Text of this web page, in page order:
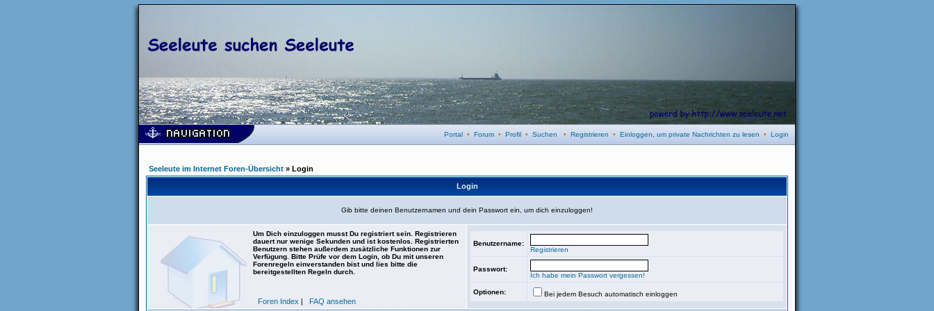
Portal • Forum • Profil • Suchen • Registrieren • Einloggen, um private Nachrichten zu lesen • Login
Seeleute im Internet Foren-Übersicht » Login
Login
Gib bitte deinen Benutzernamen und dein Passwort ein, um dich einzuloggen!
Um Dich einzuloggen musst Du registriert sein. Registrieren
dauert nur wenige Sekunden und ist kostenlos. Registrierten
Benutzern stehen außerdem zusätzliche Funktionen zur
Verfügung. Bitte Prüfe vor dem Login, ob Du mit unseren
Forenregeln einverstanden bist und lies bitte die
bereitgestellten Regeln durch.
Foren Index | FAQ ansehen
Benutzername:
Registrieren
Passwort:
Ich habe mein Passwort vergessen!
Optionen: Bei jedem Besuch automatisch einloggen